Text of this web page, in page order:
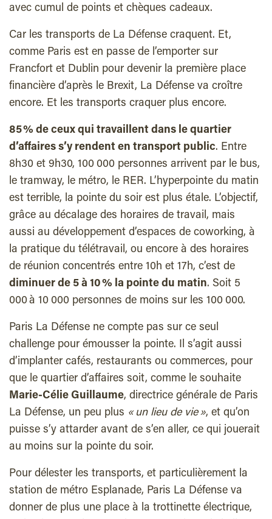
avec cumul de points et chèques cadeaux.
Car les transports de La Défense craquent. Et,
comme Paris est en passe de l’emporter sur
Francfort et Dublin pour devenir la première place
financière d’après le Brexit, La Défense va croître
encore. Et les transports craquer plus encore.
85 % de ceux qui travaillent dans le quartier
d’affaires s’y rendent en transport public. Entre
8h30 et 9h30, 100 000 personnes arrivent par le bus,
le tramway, le métro, le RER. L’hyperpointe du matin
est terrible, la pointe du soir est plus étale. L’objectif,
grâce au décalage des horaires de travail, mais
aussi au développement d’espaces de coworking, à
la pratique du télétravail, ou encore à des horaires
de réunion concentrés entre 10h et 17h, c’est de
diminuer de 5 à 10 % la pointe du matin. Soit 5
000 à 10 000 personnes de moins sur les 100 000.
Paris La Défense ne compte pas sur ce seul
challenge pour émousser la pointe. Il s’agit aussi
d’implanter cafés, restaurants ou commerces, pour
que le quartier d’affaires soit, comme le souhaite
Marie-Célie Guillaume, directrice générale de Paris
La Défense, un peu plus « un lieu de vie », et qu’on
puisse s’y attarder avant de s’en aller, ce qui jouerait
au moins sur la pointe du soir.
Pour délester les transports, et particulièrement la
station de métro Esplanade, Paris La Défense va
donner de plus une place à la trottinette électrique,